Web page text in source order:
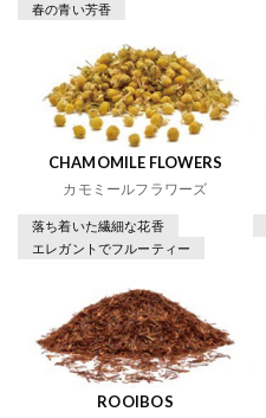
春の青い芳香
CHAMOMILE FLOWERS
カモミールフラワーズ
落ち着いた繊細な花香
エレガントでフルーティー
ROOIBOS